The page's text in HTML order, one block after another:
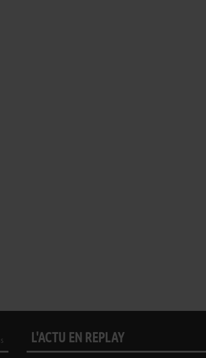
L'ACTU EN REPLAY